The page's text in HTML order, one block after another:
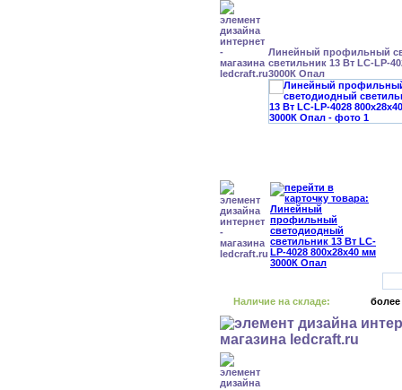
Линейный профильный
светильник 13 Вт LC-LP-
3000К Опал
Наличие на складе: более